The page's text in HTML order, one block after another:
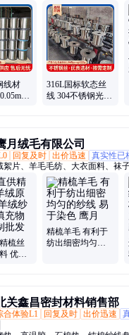
锈钢丝、不锈钢弹簧丝、不锈钢
软丝、316不锈钢、不锈钢微丝、
栏、公路防护网
线材
316L国标软态丝
线 304不锈钢光亮
月绒毛有限公司
回复及时 出价迅速 真实性已
絮片、羊毛毛纺、大衣面料、袜
毛、山羊绒原料、羊羔绒、丝光
片、绵羊绒、绵羊绒絮片、丝光
条、珍珠棉、大衣填充内胆、驼
丝光绵羊绒、白色羊绒毛、羊羔
梳丝
优质
精梳羊毛 有利于
纺出细密均匀的
关鑫昌密封材料销售部
合体验L1 回复及时 出价迅速